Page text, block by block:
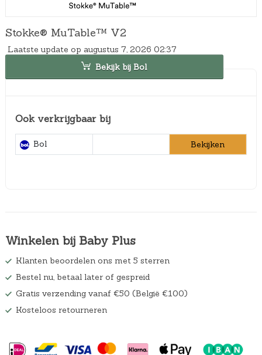
Stokke® MuTable™ V2
Laatste update op augustus 7, 2026 02:37
Bekijk bij Bol
Ook verkrijgbaar bij
Bol Bekijken
Winkelen bij Baby Plus
Klanten beoordelen ons met 5 sterren
Bestel nu, betaal later of gespreid
Gratis verzending vanaf €50 (België €100)
Kosteloos retourneren